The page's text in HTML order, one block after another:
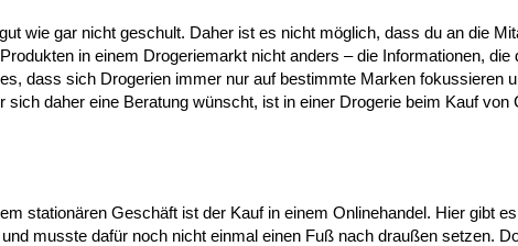
wie gar nicht geschult. Daher ist es nicht möglich, dass du an die
in einem Drogeriemarkt nicht anders – die Informationen,
dass sich Drogerien immer nur auf bestimmte Marken fokussieren
daher eine Beratung wünscht, ist in einer Drogerie beim Kauf
stationären Geschäft ist der Kauf in einem Onlinehandel. Hier gibt
musste dafür noch nicht einmal einen Fuß nach draußen setzen.